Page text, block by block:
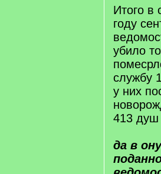
Итого в
году
убило
службу
у них
413 душ
да в